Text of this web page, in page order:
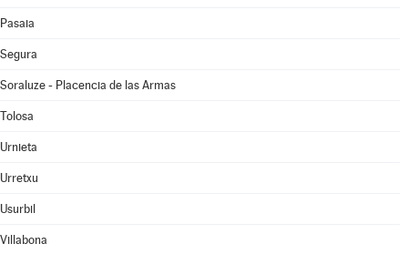
Pasaia
Segura
Soraluze - Placencia de las Armas
Tolosa
Urnieta
Urretxu
Usurbil
Villabona